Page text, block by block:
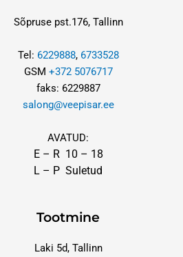
Sõpruse pst.176, Tallinn
Tel: 6229888, 6733528
GSM +372 5076717
faks: 6229887
salong@veepisar.ee
AVATUD:
E – R 10 – 18
L – P Suletud
Tootmine
Laki 5d, Tallinn